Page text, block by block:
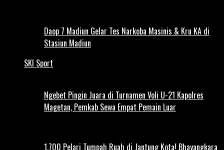
Daop 7 Madiun Gelar Tes Narkoba Masinis & Kru KA di
Stasiun Madiun
SKI Sport
Ngebet Pingin Juara di Turnamen Voli U-21 Kapolres
Magetan, Pemkab Sewa Empat Pemain Luar
1.700 Pelari Tumpah Ruah di Jantung Kota! Bhayangkara